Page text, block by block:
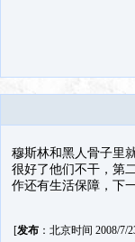
穆斯林和黑人骨子里
很好了他们不干，第
作还有生活保障，下
[发布：北京时间 2008/7/